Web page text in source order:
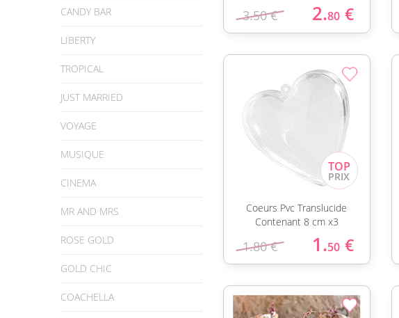
CANDY BAR
LIBERTY
TROPICAL
JUST MARRIED
VOYAGE
MUSIQUE
CINEMA
MR AND MRS
ROSE GOLD
GOLD CHIC
COACHELLA
3.50 € 2.80 €
Coeurs Pvc Translucide
Contenant 8 cm x3
1.80 € 1.50 €